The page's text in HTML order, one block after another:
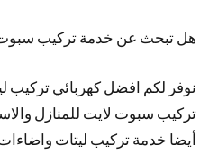
هل تبحث عن خدمة تركيب
نوفر لكم افضل كهربائي تركيب
تركيب سبوت لايت للمنازل
أيضا خدمة تركيب ليتات